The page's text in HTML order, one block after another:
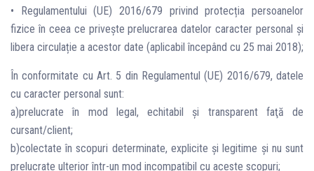
• Regulamentului (UE) 2016/679 privind protecția persoanelor
fizice în ceea ce privește prelucrarea datelor caracter personal și
libera circulație a acestor date (aplicabil începând cu 25 mai 2018);
În conformitate cu Art. 5 din Regulamentul (UE) 2016/679, datele
cu caracter personal sunt:
a)prelucrate în mod legal, echitabil şi transparent faţă de
cursant/client;
b)colectate în scopuri determinate, explicite şi legitime şi nu sunt
prelucrate ulterior într-un mod incompatibil cu aceste scopuri;